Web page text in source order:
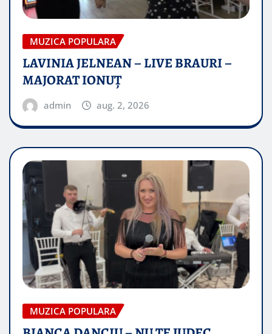
MUZICA POPULARA
LAVINIA JELNEAN – LIVE BRAURI –
MAJORAT IONUŢ
admin aug. 2, 2026
MUZICA POPULARA